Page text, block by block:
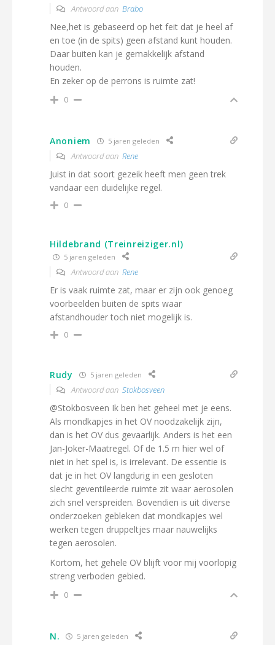
Antwoord aan Brabo
Nee,het is gebaseerd op het feit dat je heel af
en toe (in de spits) geen afstand kunt houden.
Daar buiten kan je gemakkelijk afstand
houden.
En zeker op de perrons is ruimte zat!
0
Anoniem 5 jaren geleden
Antwoord aan Rene
Juist in dat soort gezeik heeft men geen trek
vandaar een duidelijke regel.
0
Hildebrand (Treinreiziger.nl)
5 jaren geleden
Antwoord aan Rene
Er is vaak ruimte zat, maar er zijn ook genoeg
voorbeelden buiten de spits waar
afstandhouder toch niet mogelijk is.
0
Rudy 5 jaren geleden
Antwoord aan Stokbosveen
@Stokbosveen Ik ben het geheel met je eens.
Als mondkapjes in het OV noodzakelijk zijn,
dan is het OV dus gevaarlijk. Anders is het een
Jan-Joker-Maatregel. Of de 1.5 m hier wel of
niet in het spel is, is irrelevant. De essentie is
dat je in het OV langdurig in een gesloten
slecht geventileerde ruimte zit waar aerosolen
zich snel verspreiden. Bovendien is uit diverse
onderzoeken gebleken dat mondkapjes wel
werken tegen druppeltjes maar nauwelijks
tegen aerosolen.
Kortom, het gehele OV blijft voor mij voorlopig
streng verboden gebied.
0
N. 5 jaren geleden